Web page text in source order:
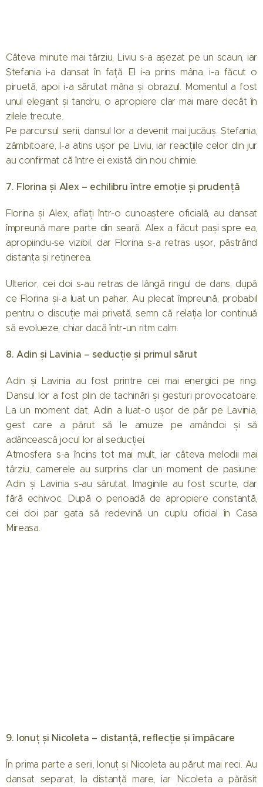
Câteva minute mai târziu, Liviu s-a așezat pe un scaun, iar
Ștefania i-a dansat în față. El i-a prins mâna, i-a făcut o
piruetă, apoi i-a sărutat mâna și obrazul. Momentul a fost
unul elegant și tandru, o apropiere clar mai mare decât în
zilele trecute.
Pe parcursul serii, dansul lor a devenit mai jucăuș. Ștefania,
zâmbitoare, l-a atins ușor pe Liviu, iar reacțiile celor din jur
au confirmat că între ei există din nou chimie.
7. Florina și Alex – echilibru între emoție și prudență
Florina și Alex, aflați într-o cunoaștere oficială, au dansat
împreună mare parte din seară. Alex a făcut pași spre ea,
apropiindu-se vizibil, dar Florina s-a retras ușor, păstrând
distanța și reținerea.
Ulterior, cei doi s-au retras de lângă ringul de dans, după
ce Florina și-a luat un pahar. Au plecat împreună, probabil
pentru o discuție mai privată, semn că relația lor continuă
să evolueze, chiar dacă într-un ritm calm.
8. Adin și Lavinia – seducție și primul sărut
Adin și Lavinia au fost printre cei mai energici pe ring.
Dansul lor a fost plin de tachinări și gesturi provocatoare.
La un moment dat, Adin a luat-o ușor de păr pe Lavinia,
gest care a părut să le amuze pe amândoi și să
adâncească jocul lor al seducției.
Atmosfera s-a încins tot mai mult, iar câteva melodii mai
târziu, camerele au surprins clar un moment de pasiune:
Adin și Lavinia s-au sărutat. Imaginile au fost scurte, dar
fără echivoc. După o perioadă de apropiere constantă,
cei doi par gata să redevină un cuplu oficial în Casa
Mireasa.
9. Ionuț și Nicoleta – distanță, reflecție și împăcare
În prima parte a serii, Ionuț și Nicoleta au părut mai reci. Au
dansat separat, la distanță mare, iar Nicoleta a părăsit